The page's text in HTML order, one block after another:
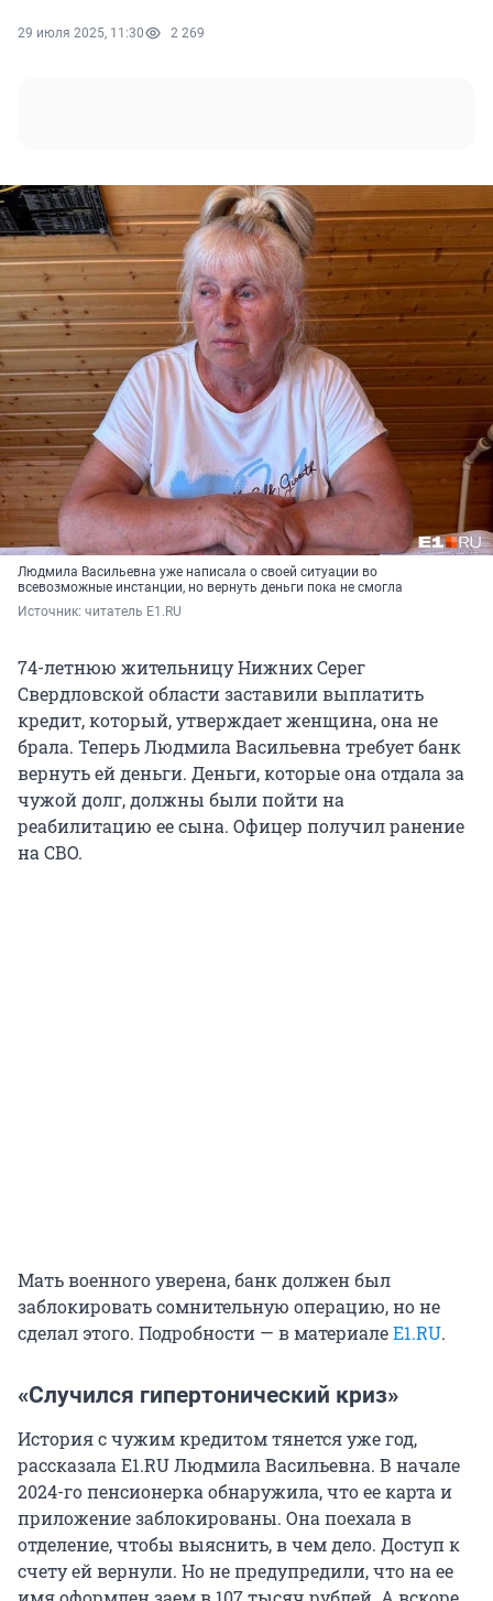
29 июля 2025, 11:30 2 269
Людмила Васильевна уже написала о своей ситуации во
всевозможные инстанции, но вернуть деньги пока не смогла
Источник: читатель E1.RU
74-летнюю жительницу Нижних Серег
Свердловской области заставили выплатить
кредит, который, утверждает женщина, она не
брала. Теперь Людмила Васильевна требует банк
вернуть ей деньги. Деньги, которые она отдала за
чужой долг, должны были пойти на
реабилитацию ее сына. Офицер получил ранение
на СВО.
Мать военного уверена, банк должен был
заблокировать сомнительную операцию, но не
сделал этого. Подробности — в материалеЕ1.RU.
«Случился гипертонический криз»
История с чужим кредитом тянется уже год,
рассказала E1.RU Людмила Васильевна. В начале
2024-го пенсионерка обнаружила, что ее карта и
приложение заблокированы. Она поехала в
отделение, чтобы выяснить, в чем дело. Доступ к
счету ей вернули. Но не предупредили, что на ее